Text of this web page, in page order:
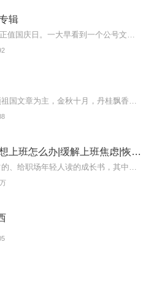
辑
职场原始人|不想上班怎么办|缓解上班焦虑|恢复精力